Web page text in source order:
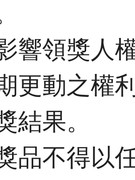
響領獎人
更動之權
結果。
品不得以